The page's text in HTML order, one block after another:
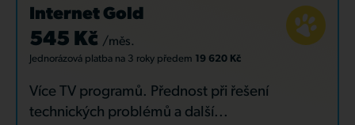
Internet Gold
545 Kč /měs.
Jednorázová platba na 3 roky předem 19 620 Kč
Více TV programů. Přednost při řešení
technických problémů a další...